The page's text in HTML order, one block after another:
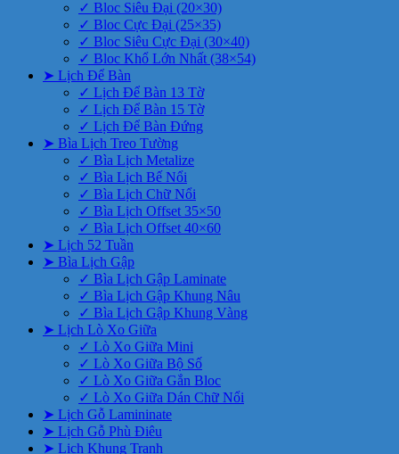
✓ Bloc Siêu Đại (20×30)
✓ Bloc Cực Đại (25×35)
✓ Bloc Siêu Cực Đại (30×40)
✓ Bloc Khổ Lớn Nhất (38×54)
➤ Lịch Để Bàn
✓ Lịch Để Bàn 13 Tờ
✓ Lịch Để Bàn 15 Tờ
✓ Lịch Để Bàn Đứng
➤ Bìa Lịch Treo Tường
✓ Bìa Lịch Metalize
✓ Bìa Lịch Bế Nổi
✓ Bìa Lịch Chữ Nổi
✓ Bìa Lịch Offset 35×50
✓ Bìa Lịch Offset 40×60
➤ Lịch 52 Tuần
➤ Bìa Lịch Gập
✓ Bìa Lịch Gập Laminate
✓ Bìa Lịch Gập Khung Nâu
✓ Bìa Lịch Gập Khung Vàng
➤ Lịch Lò Xo Giữa
✓ Lò Xo Giữa Mini
✓ Lò Xo Giữa Bộ Số
✓ Lò Xo Giữa Gắn Bloc
✓ Lò Xo Giữa Dán Chữ Nổi
➤ Lịch Gỗ Lamininate
➤ Lịch Gỗ Phù Điêu
➤ Lịch Khung Tranh